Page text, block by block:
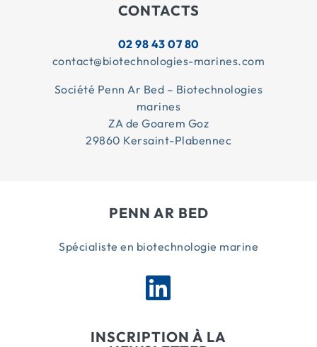
CONTACTS
02 98 43 07 80
contact@biotechnologies-marines.com
Société Penn Ar Bed – Biotechnologies
marines
ZA de Goarem Goz
29860 Kersaint-Plabennec
PENN AR BED
Spécialiste en biotechnologie marine
INSCRIPTION À LA